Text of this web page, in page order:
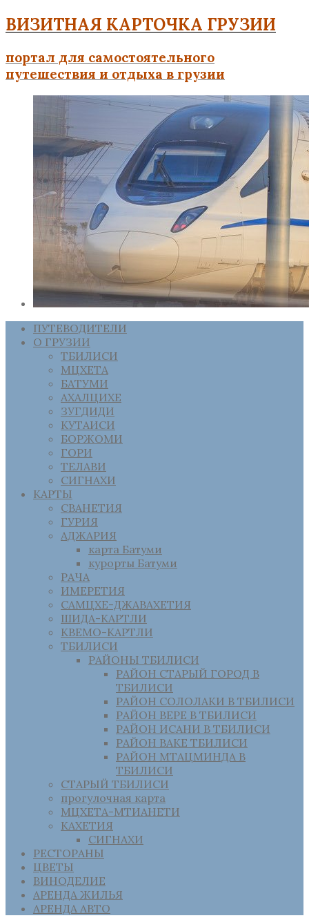
ВИЗИТНАЯ КАРТОЧКА ГРУЗИИ
портал для самостоятельного
путешествия и отдыха в грузии
ПУТЕВОДИТЕЛИ
О ГРУЗИИ
ТБИЛИСИ
МЦХЕТА
БАТУМИ
АХАЛЦИХЕ
ЗУГДИДИ
КУТАИСИ
БОРЖОМИ
ГОРИ
ТЕЛАВИ
СИГНАХИ
КАРТЫ
СВАНЕТИЯ
ГУРИЯ
АДЖАРИЯ
карта Батуми
курорты Батуми
РАЧА
ИМЕРЕТИЯ
САМЦХЕ-ДЖАВАХЕТИЯ
ШИДА-КАРТЛИ
КВЕМО-КАРТЛИ
ТБИЛИСИ
РАЙОНЫ ТБИЛИСИ
РАЙОН СТАРЫЙ ГОРОД В
ТБИЛИСИ
РАЙОН СОЛОЛАКИ В ТБИЛИСИ
РАЙОН ВЕРЕ В ТБИЛИСИ
РАЙОН ИСАНИ В ТБИЛИСИ
РАЙОН ВАКЕ ТБИЛИСИ
РАЙОН МТАЦМИНДА В
ТБИЛИСИ
СТАРЫЙ ТБИЛИСИ
прогулочная карта
МЦХЕТА-МТИАНЕТИ
КАХЕТИЯ
СИГНАХИ
РЕСТОРАНЫ
ЦВЕТЫ
ВИНОДЕЛИЕ
АРЕНДА ЖИЛЬЯ
АРЕНДА АВТО